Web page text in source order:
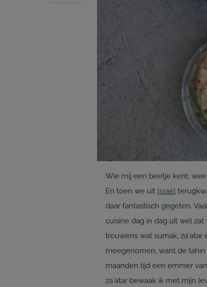
Wie mij een beetje kent,
En toen we uit Israël
daar fantastisch gegeten.
cuisine dag in dag uit wel
trouwens wat sumak, za'atar
meegenomen, want de
maanden tijd een emmer
za'atar bewaak ik met mijn